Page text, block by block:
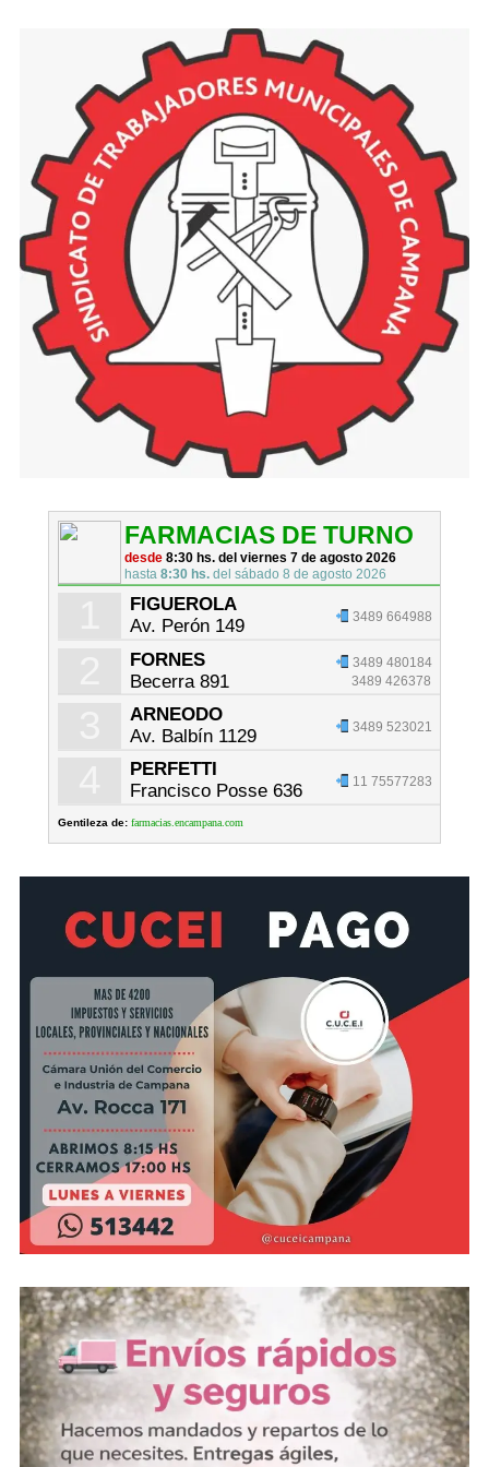
FARMACIAS DE TURNO
desde8:30 hs. del viernes 7 de agosto 2026
hasta8:30 hs. del sábado 8 de agosto 2026
FIGUEROLA
Av. Perón 149
3489 664988
FORNES
Becerra 891
3489 480184
3489 426378
ARNEODO
Av. Balbín 1129
3489 523021
PERFETTI
Francisco Posse 636
11 75577283
Gentileza de: farmacias.encampana.com